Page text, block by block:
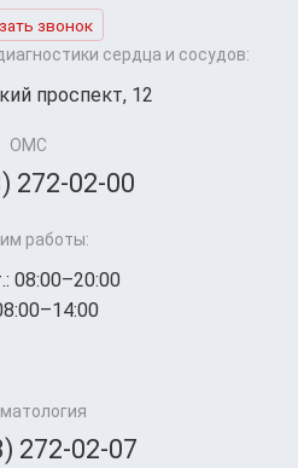
звонок
сердца и сосудов:
проспект, 12
ОМС
272-02-00
работы:
08:00–20:00
272-02-07